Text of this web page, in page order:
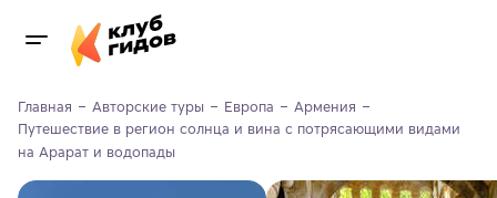
Главная Авторские туры Европа
Армения
Путешествие в регион солнца и вина с потрясающими видами
на Арарат и водопады